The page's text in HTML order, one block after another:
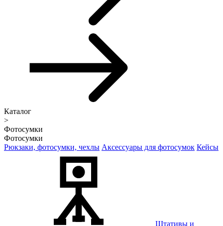
Каталог
>
Фотосумки
Фотосумки
Рюкзаки, фотосумки, чехлы Аксессуары для фотосумок Кейсы
Штативы и